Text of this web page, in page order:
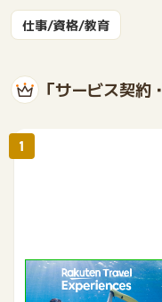
仕事/資格/教育
「サービス契
楽天トラベル観光体験
1